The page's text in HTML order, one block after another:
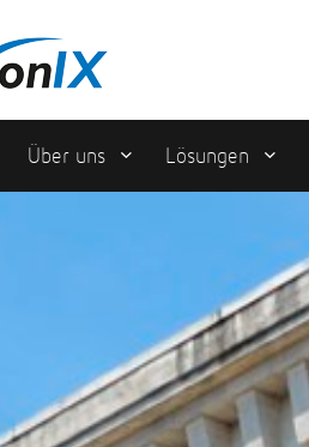
Über uns Lösungen